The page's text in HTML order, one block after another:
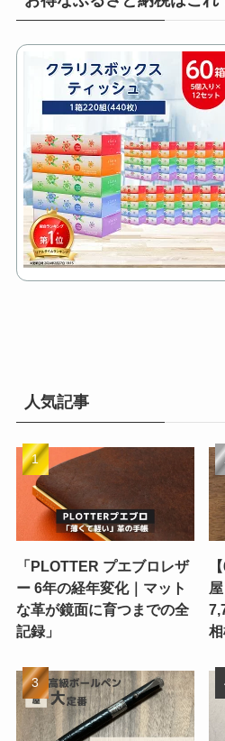
人気記事
「PLOTTER プエブロレザ
ー 6年の経年変化｜マット
な革が鏡面に育つまでの全
記録」